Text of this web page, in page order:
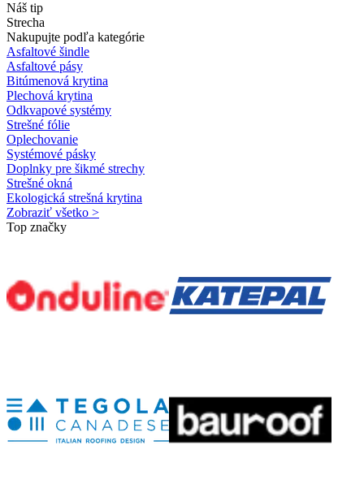
Náš tip
Strecha
Nakupujte podľa kategórie
Asfaltové šindle
Asfaltové pásy
Bitúmenová krytina
Plechová krytina
Odkvapové systémy
Strešné fólie
Oplechovanie
Systémové pásky
Doplnky pre šikmé strechy
Strešné okná
Ekologická strešná krytina
Zobraziť všetko >
Top značky